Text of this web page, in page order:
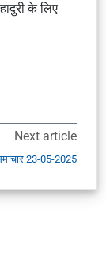
के लिए
Next article
23-05-2025